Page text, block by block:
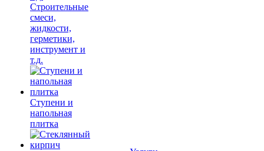
Строительные
смеси,
жидкости,
герметики,
инструмент и
т.д.
Ступени и
напольная
плитка